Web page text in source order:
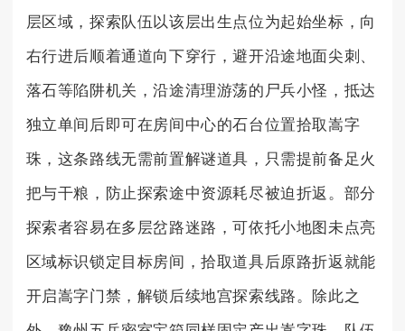
层区域，探索队伍以该层出生点位为起始坐标，向
右行进后顺着通道向下穿行，避开沿途地面尖刺、
落石等陷阱机关，沿途清理游荡的尸兵小怪，抵达
独立单间后即可在房间中心的石台位置拾取嵩字
珠，这条路线无需前置解谜道具，只需提前备足火
把与干粮，防止探索途中资源耗尽被迫折返。部分
探索者容易在多层岔路迷路，可依托小地图未点亮
区域标识锁定目标房间，拾取道具后原路折返就能
开启嵩字门禁，解锁后续地宫探索线路。除此之